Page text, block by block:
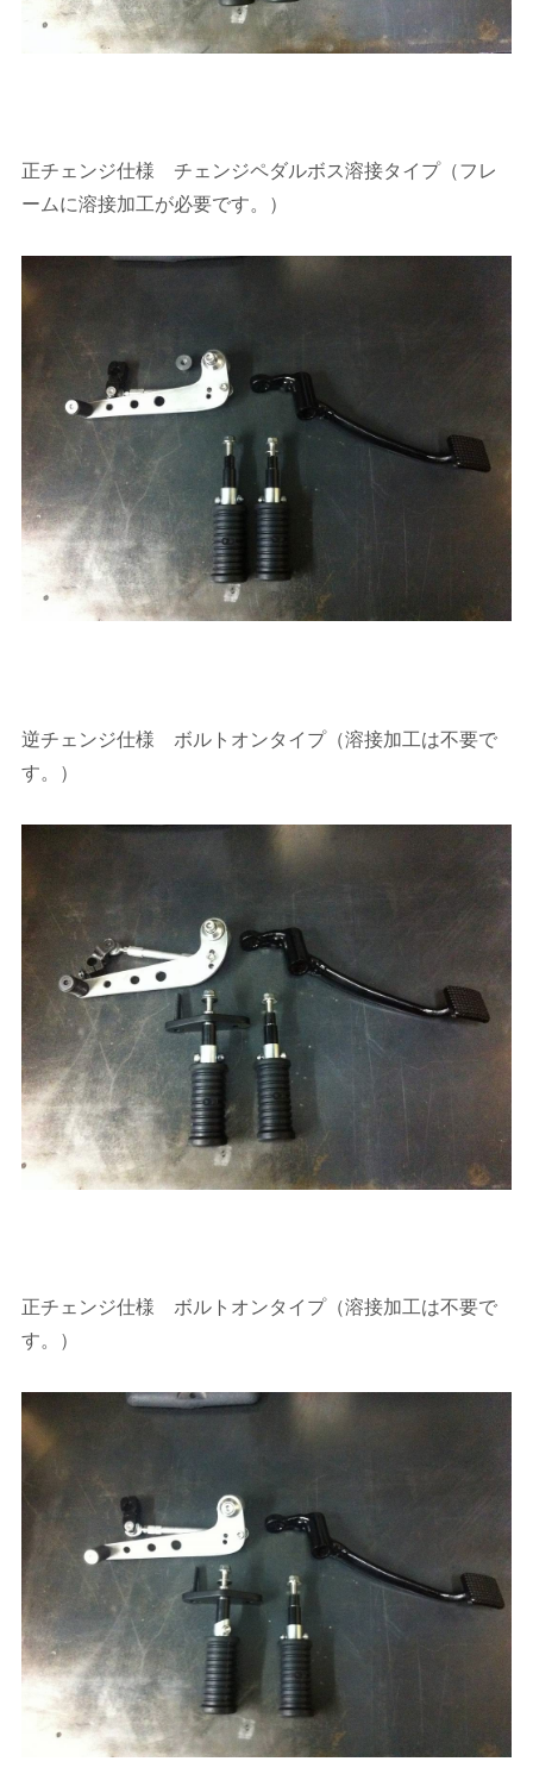
正チェンジ仕様 チェンジペダルボス溶接タイプ（フレ
ームに溶接加工が必要です。）
逆チェンジ仕様 ボルトオンタイプ（溶接加工は不要で
す。）
正チェンジ仕様 ボルトオンタイプ（溶接加工は不要で
す。）